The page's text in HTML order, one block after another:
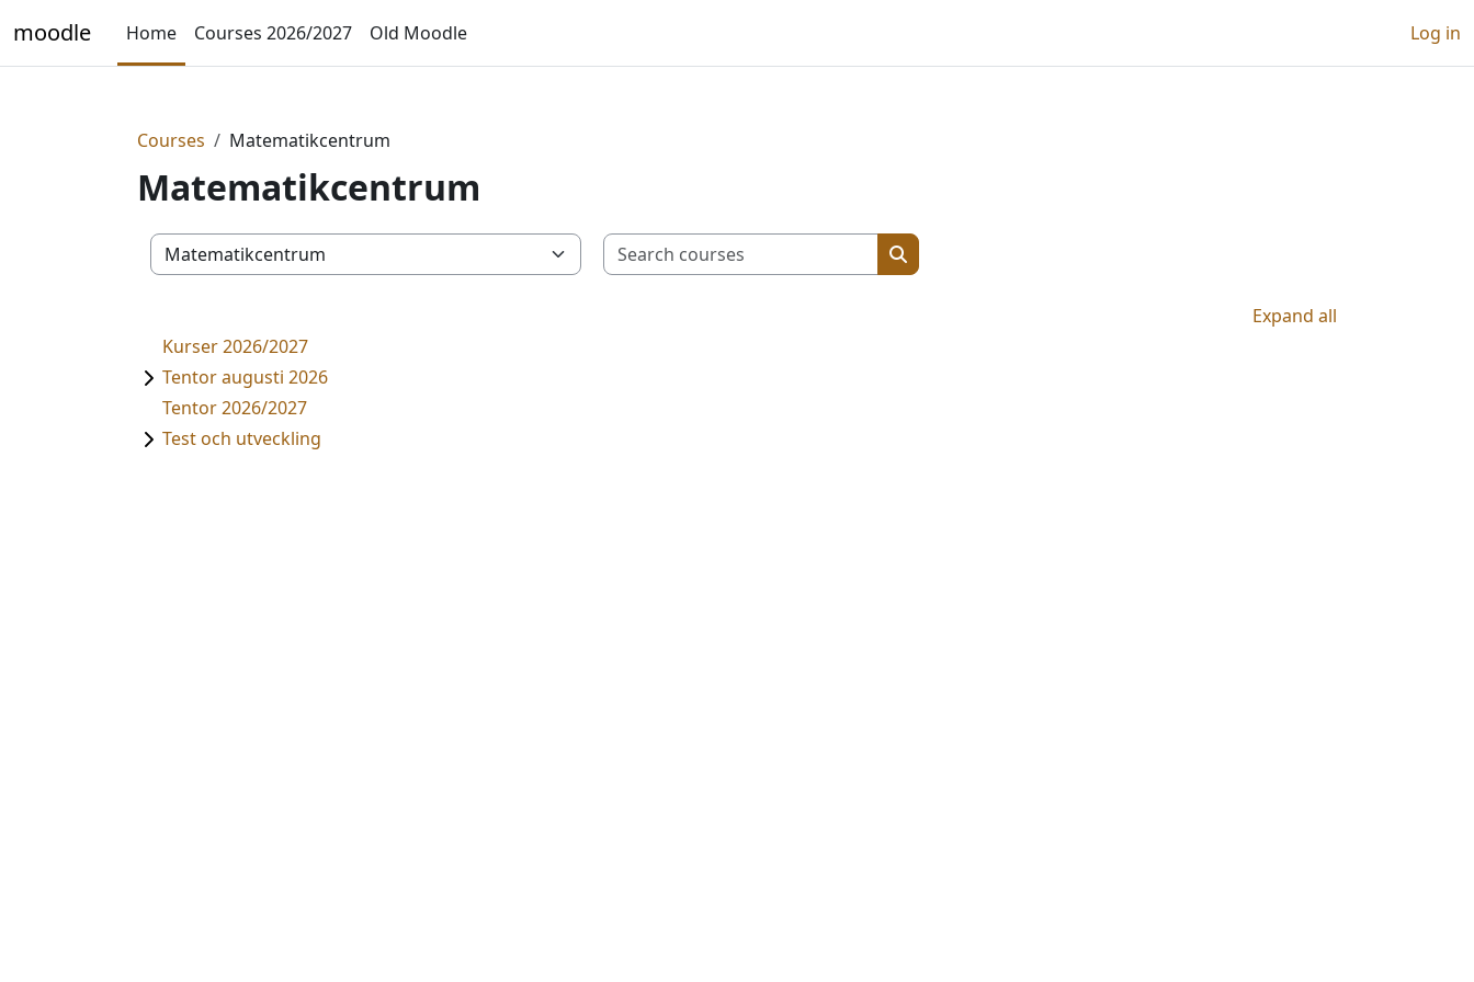
moodle Home Courses 2026/2027 Old Moodle Log in
Courses Matematikcentrum
Matematikcentrum
Course categories
Search courses
Search courses
Expand all
Kurser 2026/2027
Tentor augusti 2026
Tentor 2026/2027
Test och utveckling